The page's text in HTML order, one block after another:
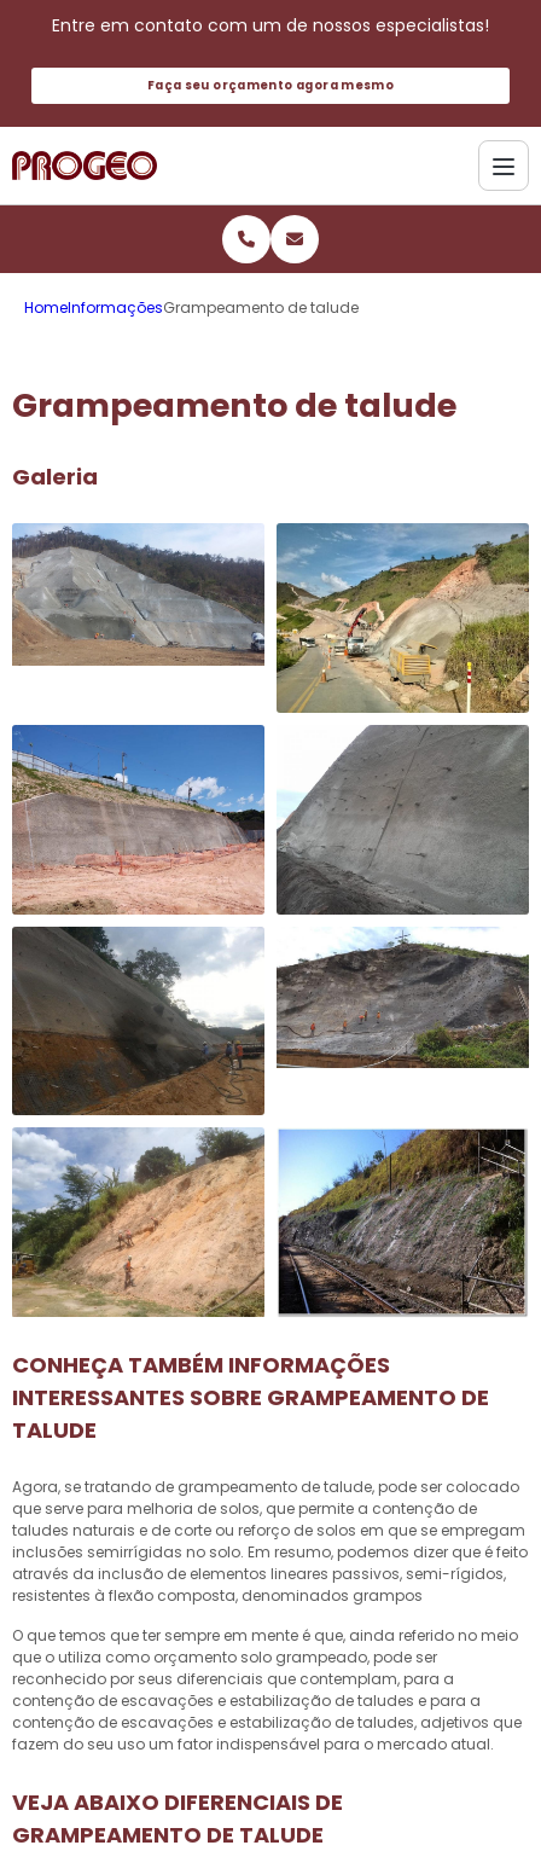
Entre em contato com um de nossos especialistas!
Faça seu orçamento agora mesmo
HomeInformaçõesGrampeamento de talude
Grampeamento de talude
Galeria
CONHEÇA TAMBÉM INFORMAÇÕES
INTERESSANTES SOBRE GRAMPEAMENTO DE
TALUDE
Agora, se tratando de grampeamento de talude, pode ser colocado
que serve para melhoria de solos, que permite a contenção de
taludes naturais e de corte ou reforço de solos em que se empregam
inclusões semirrígidas no solo. Em resumo, podemos dizer que é feito
através da inclusão de elementos lineares passivos, semi-rígidos,
resistentes à flexão composta, denominados grampos
O que temos que ter sempre em mente é que, ainda referido no meio
que o utiliza como orçamento solo grampeado, pode ser
reconhecido por seus diferenciais que contemplam, para a
contenção de escavações e estabilização de taludes e para a
contenção de escavações e estabilização de taludes, adjetivos que
fazem do seu uso um fator indispensável para o mercado atual.
VEJA ABAIXO DIFERENCIAIS DE
GRAMPEAMENTO DE TALUDE